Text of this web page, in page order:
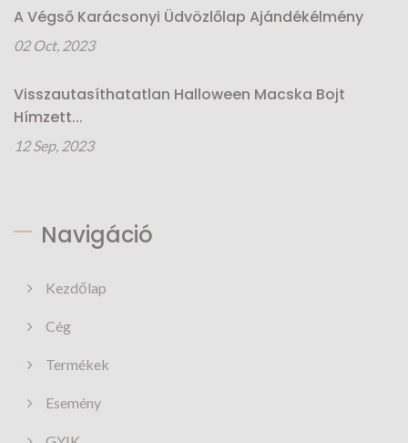
A Végső Karácsonyi Üdvözlőlap Ajándékélmény
02 Oct, 2023
Visszautasíthatatlan Halloween Macska Bojt
Hímzett...
12 Sep, 2023
Navigáció
Kezdőlap
Cég
Termékek
Esemény